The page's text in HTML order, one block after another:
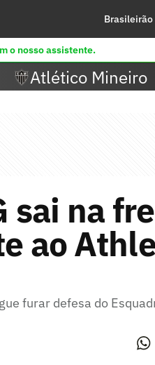
Brasileirão
o nosso assistente.
Atlético Mineiro
sai na
ao
furar defesa do